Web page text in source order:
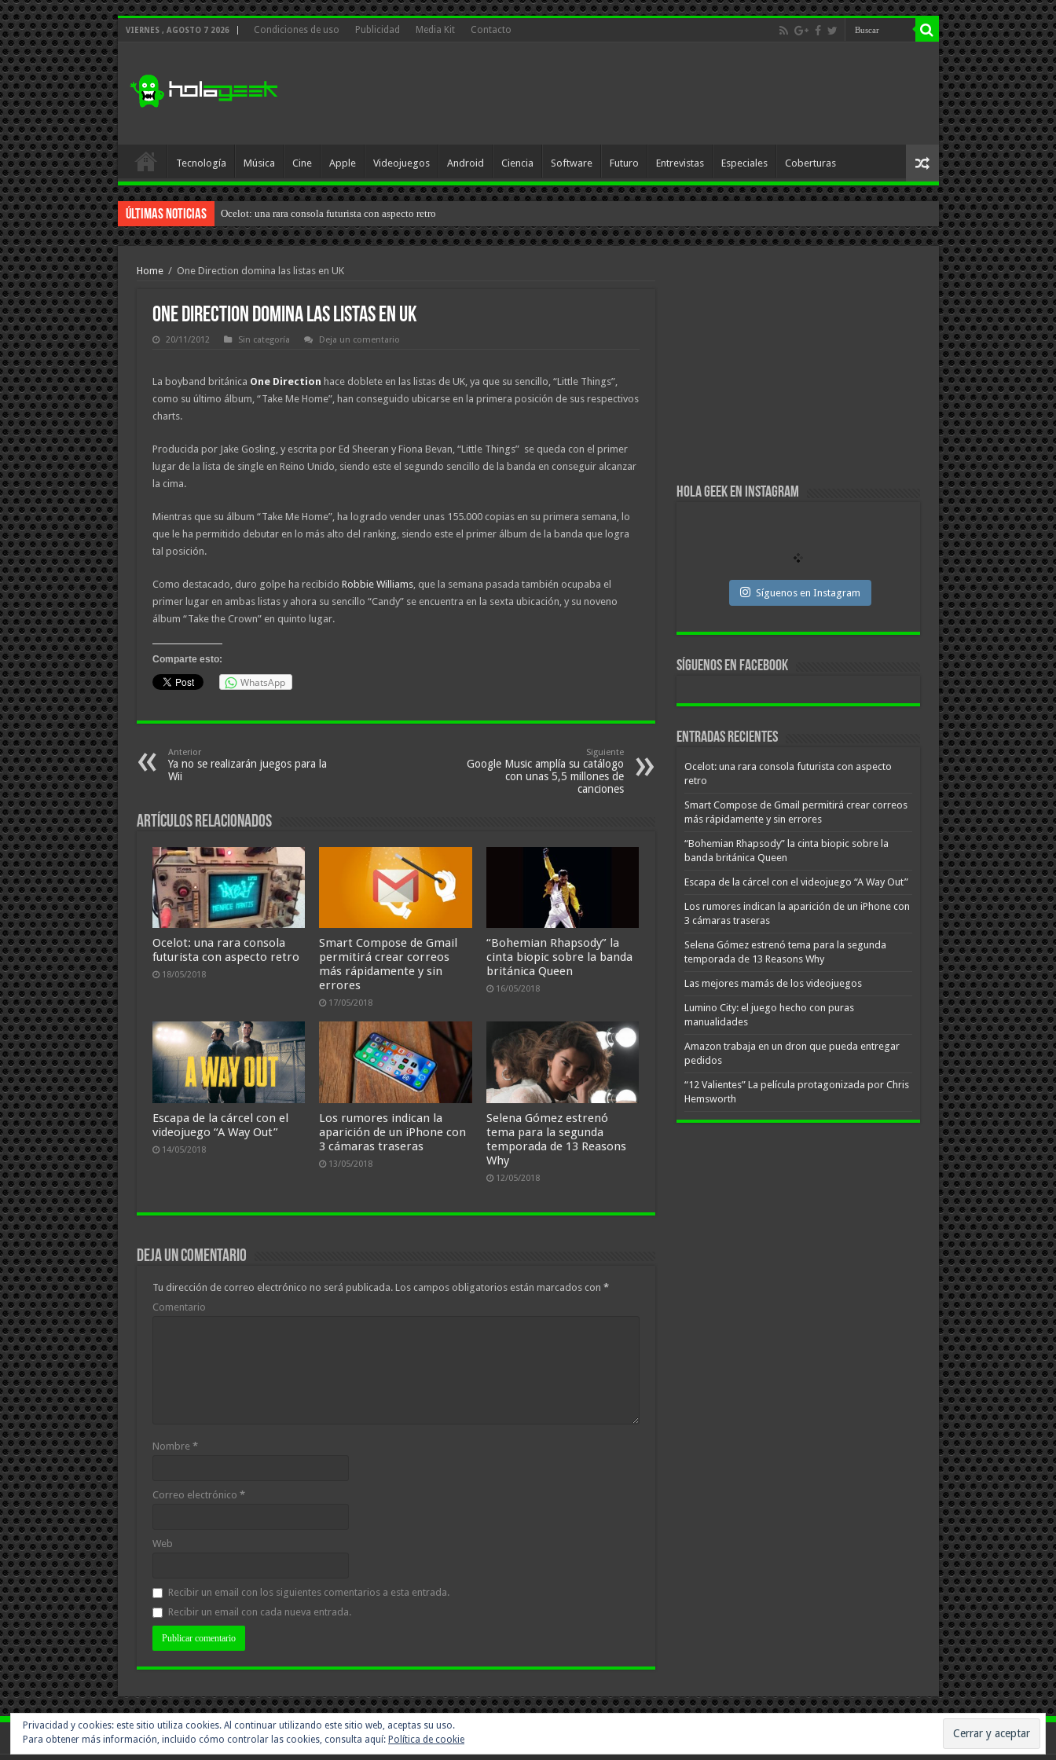
VIERNES , AGOSTO 7 2026 Condiciones de uso Publicidad Media Kit Contacto
Tecnología Música Cine Apple Videojuegos Android Ciencia Software Futuro Entrevistas Especiales Coberturas
Últimas Noticias Ocelot: una rara consola futurista con aspecto retro
Home / One Direction domina las listas en UK
One Direction domina las listas en UK
20/11/2012 Sin categoría Deja un comentario
La boyband británica One Direction hace doblete en las listas de UK, ya que su sencillo, “Little Things”,
como su último álbum, “Take Me Home”, han conseguido ubicarse en la primera posición de sus respectivos
charts.
Producida por Jake Gosling, y escrita por Ed Sheeran y Fiona Bevan, “Little Things” se queda con el primer
lugar de la lista de single en Reino Unido, siendo este el segundo sencillo de la banda en conseguir alcanzar
la cima.
Mientras que su álbum “Take Me Home”, ha logrado vender unas 155.000 copias en su primera semana, lo
que le ha permitido debutar en lo más alto del ranking, siendo este el primer álbum de la banda que logra
tal posición.
Como destacado, duro golpe ha recibido Robbie Williams, que la semana pasada también ocupaba el
primer lugar en ambas listas y ahora su sencillo “Candy” se encuentra en la sexta ubicación, y su noveno
álbum “Take the Crown” en quinto lugar.
Comparte esto:
WhatsApp
Anterior
Ya no se realizarán juegos para la
Wii
Siguiente
Google Music amplía su catálogo
con unas 5,5 millones de
canciones
Artículos relacionados
Ocelot: una rara consola
futurista con aspecto retro
18/05/2018
Smart Compose de Gmail
permitirá crear correos
más rápidamente y sin
errores
17/05/2018
“Bohemian Rhapsody” la
cinta biopic sobre la banda
británica Queen
16/05/2018
Escapa de la cárcel con el
videojuego “A Way Out”
14/05/2018
Los rumores indican la
aparición de un iPhone con
3 cámaras traseras
13/05/2018
Selena Gómez estrenó
tema para la segunda
temporada de 13 Reasons
Why
12/05/2018
Deja un comentario
Tu dirección de correo electrónico no será publicada.Los campos obligatorios están marcados con *
Comentario
Nombre *
Correo electrónico *
Web
Recibir un email con los siguientes comentarios a esta entrada.
Recibir un email con cada nueva entrada.
Hola Geek en Instagram
Síguenos en Instagram
Síguenos en facebook
Entradas recientes
Ocelot: una rara consola futurista con aspecto
retro
Smart Compose de Gmail permitirá crear correos
más rápidamente y sin errores
“Bohemian Rhapsody” la cinta biopic sobre la
banda británica Queen
Escapa de la cárcel con el videojuego “A Way Out”
Los rumores indican la aparición de un iPhone con
3 cámaras traseras
Selena Gómez estrenó tema para la segunda
temporada de 13 Reasons Why
Las mejores mamás de los videojuegos
Lumino City: el juego hecho con puras
manualidades
Amazon trabaja en un dron que pueda entregar
pedidos
“12 Valientes” La película protagonizada por Chris
Hemsworth
Privacidad y cookies: este sitio utiliza cookies. Al continuar utilizando este sitio web, aceptas su uso.
Para obtener más información, incluido cómo controlar las cookies, consulta aquí: Política de cookie